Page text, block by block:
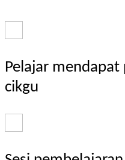
Pelajar
cikgu